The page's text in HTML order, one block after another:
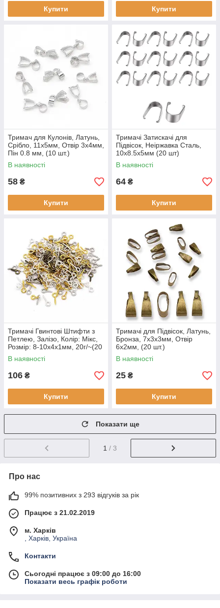
Купити Купити
Тримач для Кулонів, Латунь,
Срібло, 11x5мм, Отвір 3х4мм,
Пін 0.8 мм, (10 шт.)
В наявності
58 ₴
Купити
Тримачі Затискачі для
Підвісок, Неіржавка Сталь,
10х8.5х5мм (20 шт)
В наявності
64 ₴
Купити
Тримачі Гвинтові Штифти з
Петлею, Залізо, Колір: Мікс,
Розмір: 8-10х4х1мм, 20г/~(20
г)
В наявності
106 ₴
Купити
Тримачі для Підвісок, Латунь,
Бронза, 7х3х3мм, Отвір
6х2мм, (20 шт.)
В наявності
25 ₴
Купити
Показати ще
1 / 3
Про нас
99% позитивних з 293 відгуків за рік
Працює з 21.02.2019
м. Харків
, Харків, Україна
Контакти
Сьогодні працює з 09:00 до 16:00
Показати весь графік роботи